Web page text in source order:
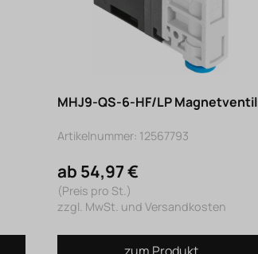
MHJ9-QS-6-HF/LP Magnetventil
Artikelnummer: 12567793
ab 54,97 €
(Preis pro St.)
zzgl. MwSt. und Versandkosten